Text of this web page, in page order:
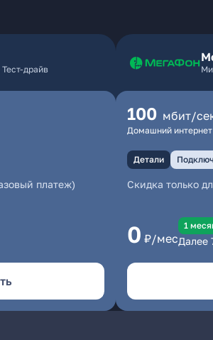
драйв
платеж)
100 мбит/
Домашний интернет
Детали
Скидка только
0 ₽/мес
1
Далее